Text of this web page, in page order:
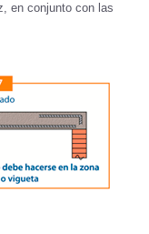
en conjunto con las